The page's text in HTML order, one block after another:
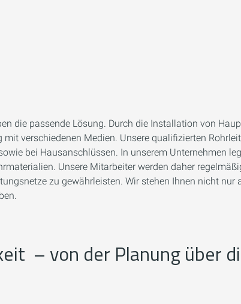
die passende Lösung. Durch die Installation von
verschiedenen Medien. Unsere qualifizierten
bei Hausanschlüssen. In unserem Unternehmen
Unsere Mitarbeiter werden daher
zu gewährleisten. Wir stehen Ihnen nicht nur
– von der Planung über